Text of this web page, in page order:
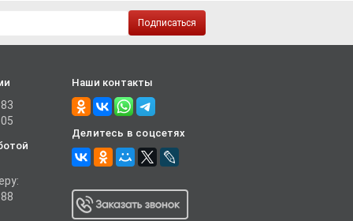
Подписаться
Наши контакты
Делитесь в соцсетях